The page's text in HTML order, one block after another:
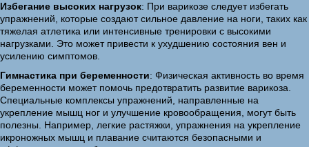
Избегание высоких нагрузок: При варикозе следует избегать
упражнений, которые создают сильное давление на ноги, таких как
тяжелая атлетика или интенсивные тренировки с высокими
нагрузками. Это может привести к ухудшению состояния вен и
усилению симптомов.
Гимнастика при беременности: Физическая активность во время
беременности может помочь предотвратить развитие варикоза.
Специальные комплексы упражнений, направленные на
укрепление мышц ног и улучшение кровообращения, могут быть
полезны. Например, легкие растяжки, упражнения на укрепление
икроножных мышц и плавание считаются безопасными и